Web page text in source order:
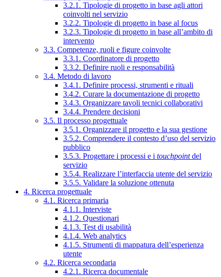
3.2.1. Tipologie di progetto in base agli attori
coinvolti nel servizio
3.2.2. Tipologie di progetto in base al focus
3.2.3. Tipologie di progetto in base all’ambito di
intervento
3.3. Competenze, ruoli e figure coinvolte
3.3.1. Coordinatore di progetto
3.3.2. Definire ruoli e responsabilità
3.4. Metodo di lavoro
3.4.1. Definire processi, strumenti e rituali
3.4.2. Curare la documentazione di progetto
3.4.3. Organizzare tavoli tecnici collaborativi
3.4.4. Prendere decisioni
3.5. Il processo progettuale
3.5.1. Organizzare il progetto e la sua gestione
3.5.2. Comprendere il contesto d’uso del servizio
pubblico
3.5.3. Progettare i processi e i touchpointdel
servizio
3.5.4. Realizzare l’interfaccia utente del servizio
3.5.5. Validare la soluzione ottenuta
4. Ricerca progettuale
4.1. Ricerca primaria
4.1.1. Interviste
4.1.2. Questionari
4.1.3. Test di usabilità
4.1.4. Web analytics
4.1.5. Strumenti di mappatura dell’esperienza
utente
4.2. Ricerca secondaria
4.2.1. Ricerca documentale